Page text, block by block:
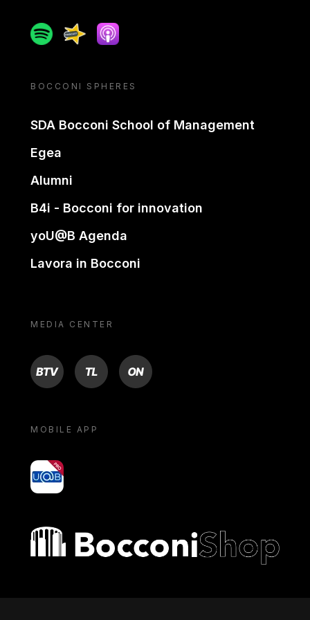
SpotifySpreakerApple podcast
BOCCONI SPHERES
SDA Bocconi School of Management
Egea
Alumni
B4i - Bocconi for innovation
yoU@B Agenda
Lavora in Bocconi
MEDIA CENTER
BTV TL ON
MOBILE APP
yoU@B
Bocconi shop